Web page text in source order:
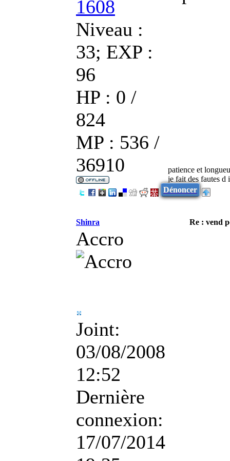
1608
Niveau :
33; EXP :
96
HP : 0 /
824
MP : 536 /
36910
patience et
je fait des fautes d
Dénoncer
Shinra Re : vend
Accro
Joint:
03/08/2008
12:52
Dernière
connexion:
17/07/2014